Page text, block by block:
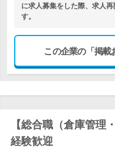
に求人募集をした際、求人
す。
この企業の「掲載
【総合職（倉庫管
経験歓迎